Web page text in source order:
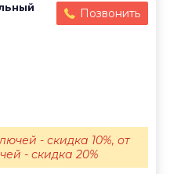
Позвонить
- скидка 10%, от
- скидка 20%